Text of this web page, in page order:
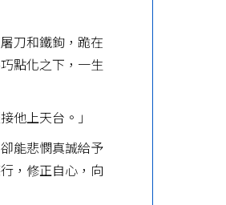
刀和鐵鉤，跪在
點化之下，一生
他上天台。」
能悲憫真誠給予
，修正自心，向